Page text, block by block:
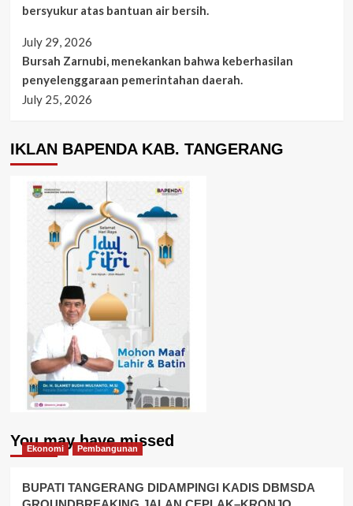
bersyukur atas bantuan air bersih.
July 29, 2026
Bursah Zarnubi, menekankan bahwa keberhasilan
penyelenggaraan pemerintahan daerah.
July 25, 2026
IKLAN BAPENDA KAB. TANGERANG
You may have missed
Ekonomi Pembangunan
BUPATI TANGERANG DIDAMPINGI KADIS DBMSDA